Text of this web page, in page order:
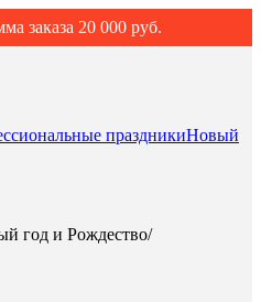
заказа 20 000 руб.
праздникиНовый
год и Рождество/